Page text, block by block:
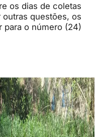
os dias de coletas
questões, os
para o número (24)